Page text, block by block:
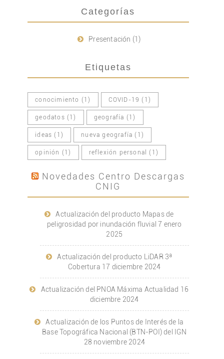
Categorías
Presentación (1)
Etiquetas
conocimiento (1) COVID-19 (1)
geodatos (1) geografía (1)
ideas (1) nueva geografía (1)
opinión (1) reflexión personal (1)
Novedades Centro Descargas
CNIG
Actualización del producto Mapas de
peligrosidad por inundación fluvial 7 enero
2025
Actualización del producto LiDAR 3ª
Cobertura 17 diciembre 2024
Actualización del PNOA Máxima Actualidad 16
diciembre 2024
Actualización de los Puntos de Interés de la
Base Topográfica Nacional (BTN-POI) del IGN
28 noviembre 2024